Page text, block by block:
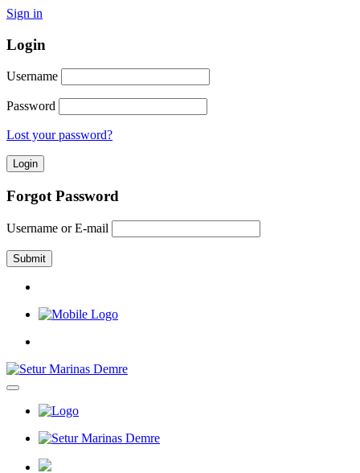
Sign in
Login
Username
Password
Lost your password?
Forgot Password
Username or E-mail